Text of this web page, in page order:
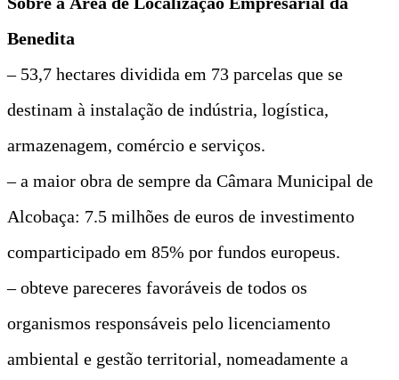
Benedita
– 53,7 hectares dividida em 73 parcelas que se
destinam à instalação de indústria, logística,
armazenagem, comércio e serviços.
– a maior obra de sempre da Câmara Municipal de
Alcobaça: 7.5 milhões de euros de investimento
comparticipado em 85% por fundos europeus.
– obteve pareceres favoráveis de todos os
organismos responsáveis pelo licenciamento
ambiental e gestão territorial, nomeadamente a